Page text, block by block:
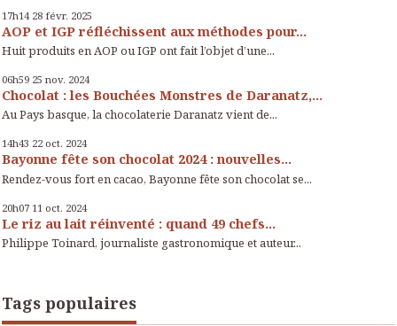
17h14 28 févr. 2025
AOP et IGP réfléchissent aux méthodes pour...
Huit produits en AOP ou IGP ont fait l’objet d’une...
06h59 25 nov. 2024
Chocolat : les Bouchées Monstres de Daranatz,...
Au Pays basque, la chocolaterie Daranatz vient de...
14h43 22 oct. 2024
Bayonne fête son chocolat 2024 : nouvelles...
Rendez-vous fort en cacao, Bayonne fête son chocolat se...
20h07 11 oct. 2024
Le riz au lait réinventé : quand 49 chefs...
Philippe Toinard, journaliste gastronomique et auteur...
Tags populaires